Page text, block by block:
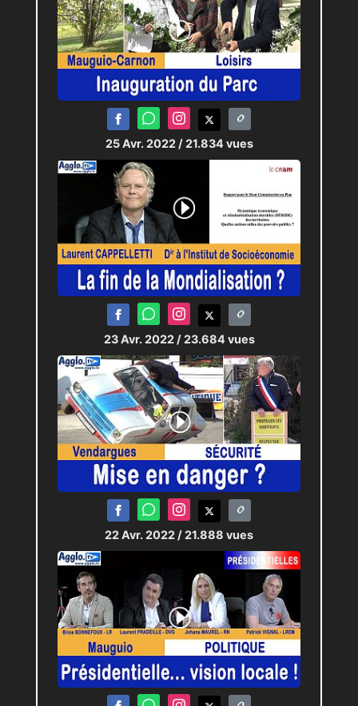
25 Avr. 2022 / 21.834 vues
23 Avr. 2022 / 23.684 vues
22 Avr. 2022 / 21.888 vues